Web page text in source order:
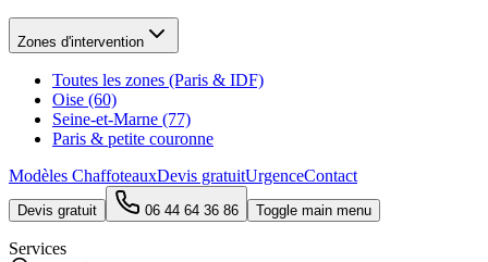
Zones d'intervention
Toutes les zones (Paris & IDF)
Oise (60)
Seine-et-Marne (77)
Paris & petite couronne
Modèles ChaffoteauxDevis gratuitUrgenceContact
Devis gratuit 06 44 64 36 86 Toggle main menu
Services